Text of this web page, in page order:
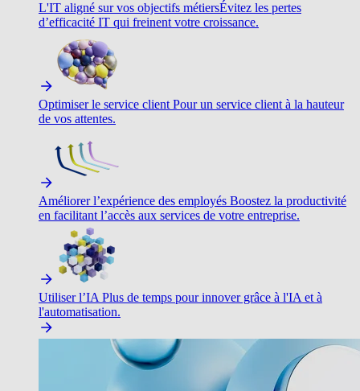
L'IT aligné sur vos objectifs métiersÉvitez les pertes
d’efficacité IT qui freinent votre croissance.
Optimiser le service client Pour un service client à la hauteur
de vos attentes.
Améliorer l’expérience des employés Boostez la productivité
en facilitant l’accès aux services de votre entreprise.
Utiliser l’IA Plus de temps pour innover grâce à l'IA et à
l'automatisation.